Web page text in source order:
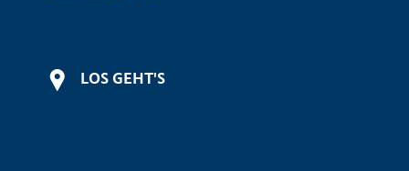
LOS GEHT'S